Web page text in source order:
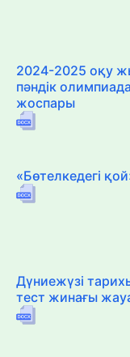
2024-2025 оқу
пәндік
жоспары
«Бөтелкедегі
Дүниежүзі
тест жинағы